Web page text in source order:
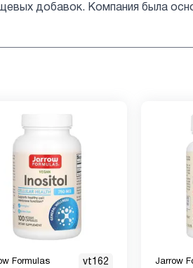
добавок. Компания была
Formulas vt162 Jarrow